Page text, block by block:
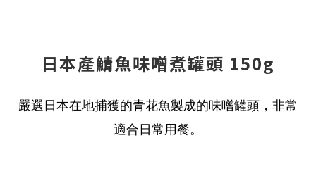
日本產鯖魚味噌煮罐頭 150g
嚴選日本在地捕獲的青花魚製成的味噌罐頭，非常
適合日常用餐。